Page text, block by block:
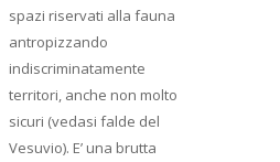
spazi riservati alla fauna
antropizzando
indiscriminatamente
territori, anche non molto
sicuri (vedasi falde del
Vesuvio). E’ una brutta